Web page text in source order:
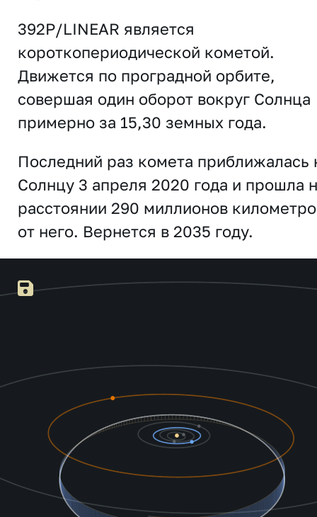
392P/LINEAR является
короткопериодической кометой.
Движется по проградной орбите,
совершая один оборот вокруг Солнца
примерно за 15,30 земных года.
Последний раз комета приближалась
Солнцу 3 апреля 2020 года и прошла
расстоянии 290 миллионов
от него. Вернется в 2035 году.